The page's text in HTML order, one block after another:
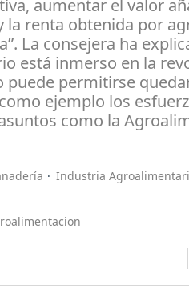
aumentar el valor
la renta obtenida por
La consejera ha
está inmerso en la
puede permitirse
ejemplo los
como la
Industria